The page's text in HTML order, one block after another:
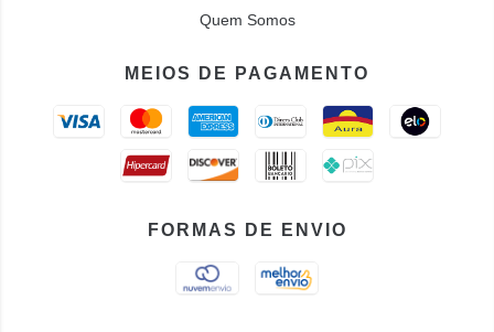
Quem Somos
MEIOS DE PAGAMENTO
FORMAS DE ENVIO